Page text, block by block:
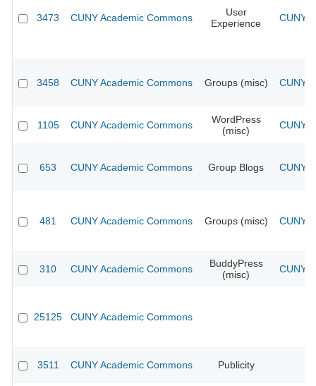
3473 CUNY Academic Commons
User
Experience
CUNY
3458 CUNY Academic Commons Groups (misc) CUNY
1105 CUNY Academic Commons
WordPress
(misc)
CUNY
653 CUNY Academic Commons Group Blogs CUNY
481 CUNY Academic Commons Groups (misc) CUNY
310 CUNY Academic Commons
BuddyPress
(misc)
CUNY
25125 CUNY Academic Commons
3511 CUNY Academic Commons Publicity